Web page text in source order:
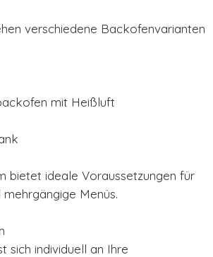
verschiedene Backofenvarianten
mit Heißluft
bietet ideale Voraussetzungen für
Menüs.
sich individuell an Ihre